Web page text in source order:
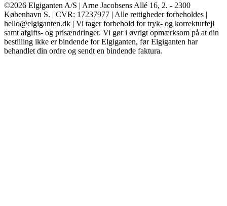
©2026 Elgiganten A/S | Arne Jacobsens Allé 16, 2. - 2300
København S. | CVR: 17237977 | Alle rettigheder forbeholdes |
hello@elgiganten.dk | Vi tager forbehold for tryk- og korrekturfejl
samt afgifts- og prisændringer. Vi gør i øvrigt opmærksom på at din
bestilling ikke er bindende for Elgiganten, før Elgiganten har
behandlet din ordre og sendt en bindende faktura.